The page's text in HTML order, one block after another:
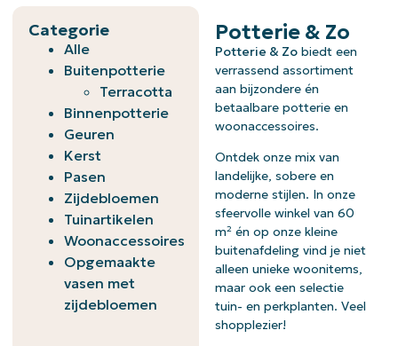
Categorie
Alle
Buitenpotterie
Terracotta
Binnenpotterie
Geuren
Kerst
Pasen
Zijdebloemen
Tuinartikelen
Woonaccessoires
Opgemaakte
vasen met
zijdebloemen
Potterie & Zo
Potterie & Zo biedt een
verrassend assortiment
aan bijzondere én
betaalbare potterie en
woonaccessoires.
Ontdek onze mix van
landelijke, sobere en
moderne stijlen. In onze
sfeervolle winkel van 60
m² én op onze kleine
buitenafdeling vind je niet
alleen unieke woonitems,
maar ook een selectie
tuin- en perkplanten. Veel
shopplezier!